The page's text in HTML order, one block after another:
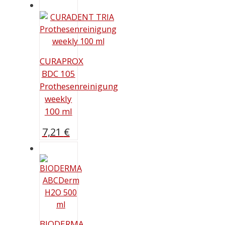
17,99 €
ist:
12,99 €.
CURAPROX
BDC 105
Prothesenreinigung
weekly
100 ml
7,21 €